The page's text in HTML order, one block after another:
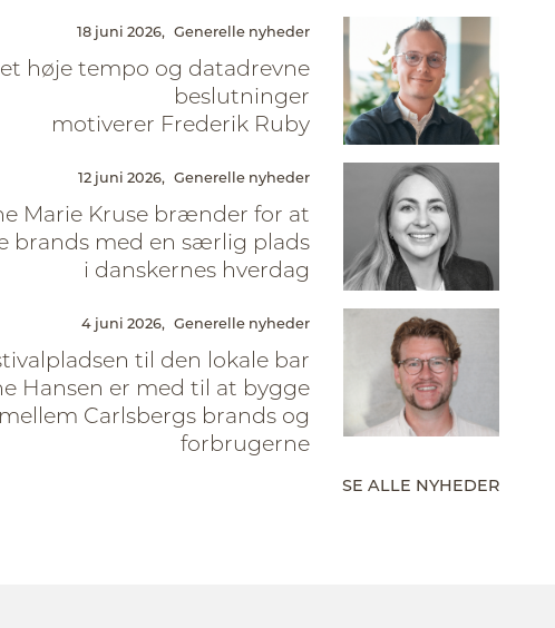
18 juni 2026, Generelle nyheder
høje tempo og datadrevne
beslutninger
motiverer Frederik Ruby
12 juni 2026, Generelle nyheder
Marie Kruse brænder for at
brands med en særlig plads
i danskernes hverdag
4 juni 2026, Generelle nyheder
til den lokale bar
Hansen er med til at bygge
Carlsbergs brands og
forbrugerne
SE ALLE NYHEDER